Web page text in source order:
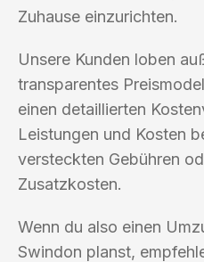
Zuhause einzurichten.
Unsere Kunden loben
transparentes
einen detaillierten
Leistungen und Kosten
versteckten Gebühren
Zusatzkosten.
Wenn du also einen
Swindon planst,